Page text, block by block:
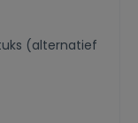
(alternatief